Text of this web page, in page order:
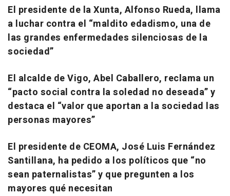
El presidente de la Xunta, Alfonso Rueda, llama
a luchar contra el “maldito edadismo, una de
las grandes enfermedades silenciosas de la
sociedad”
El alcalde de Vigo, Abel Caballero, reclama un
“pacto social contra la soledad no deseada” y
destaca el “valor que aportan a la sociedad las
personas mayores”
El presidente de CEOMA, José Luis Fernández
Santillana, ha pedido a los políticos que “no
sean paternalistas” y que pregunten a los
mayores qué necesitan